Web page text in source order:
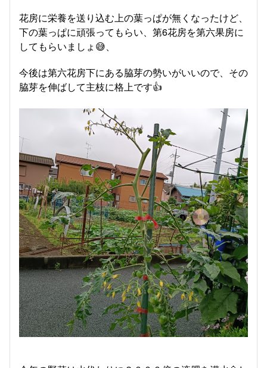
花房に栄養を送り込む上の葉っぱが無くなったけど、
下の葉っぱに頑張ってもらい、第6花房を第六果房に
してもらいましょ😅、
今後は第六花房下にある脇芽の勢いがいいので、その
脇芽を伸ばして主枝に格上です👍